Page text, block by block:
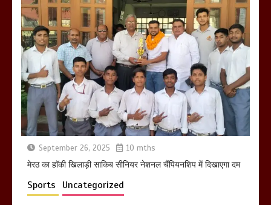
होलिका रखने पर लात मार कर होलिका को किया
तहस नहस,मोहल्ले वालों के साथ की गई गाली
गलोच ,कहा अगर रखी गई होली तो होगा खून
खराबा,
March 11, 2025
September 26, 2025 10 mths
मेरठ का हाॅकी खिलाड़ी साकिब सीनियर नेशनल चैंपियनशिप में दिखाएगा दम
Sports Uncategorized